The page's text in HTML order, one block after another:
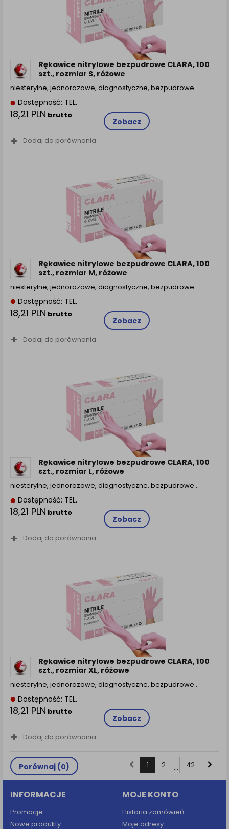
Rękawice nitrylowe bezpudrowe CLARA, 100
szt., rozmiar S, różowe
niesterylne, jednorazowe, diagnostyczne, bezpudrowe…
Dostępność: TEL.
18,21 PLN brutto
Zobacz
Dodaj do porównania
Rękawice nitrylowe bezpudrowe CLARA, 100
szt., rozmiar M, różowe
niesterylne, jednorazowe, diagnostyczne, bezpudrowe…
Dostępność: TEL.
18,21 PLN brutto
Zobacz
Dodaj do porównania
Rękawice nitrylowe bezpudrowe CLARA, 100
szt., rozmiar L, różowe
niesterylne, jednorazowe, diagnostyczne, bezpudrowe…
Dostępność: TEL.
18,21 PLN brutto
Zobacz
Dodaj do porównania
Rękawice nitrylowe bezpudrowe CLARA, 100
szt., rozmiar XL, różowe
niesterylne, jednorazowe, diagnostyczne, bezpudrowe…
Dostępność: TEL.
18,21 PLN brutto
Zobacz
Dodaj do porównania
Porównaj (0) 1 2 ... 42
INFORMACJE
Promocje
Nowe produkty
MOJE KONTO
Historia zamówień
Moje adresy